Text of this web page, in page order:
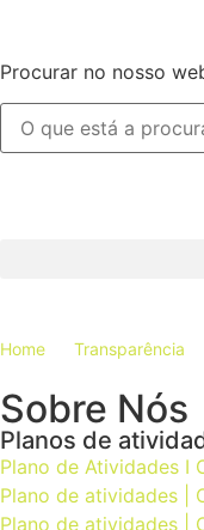
Procurar no nosso
Home Transparência
Sobre Nós
Planos de
Plano de Atividades I
Plano de atividades |
Plano de atividades |